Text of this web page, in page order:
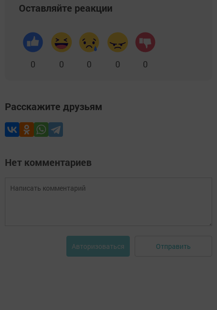
Оставляйте реакции
0 0 0 0 0
Расскажите друзьям
Нет комментариев
Авторизоваться Отправить